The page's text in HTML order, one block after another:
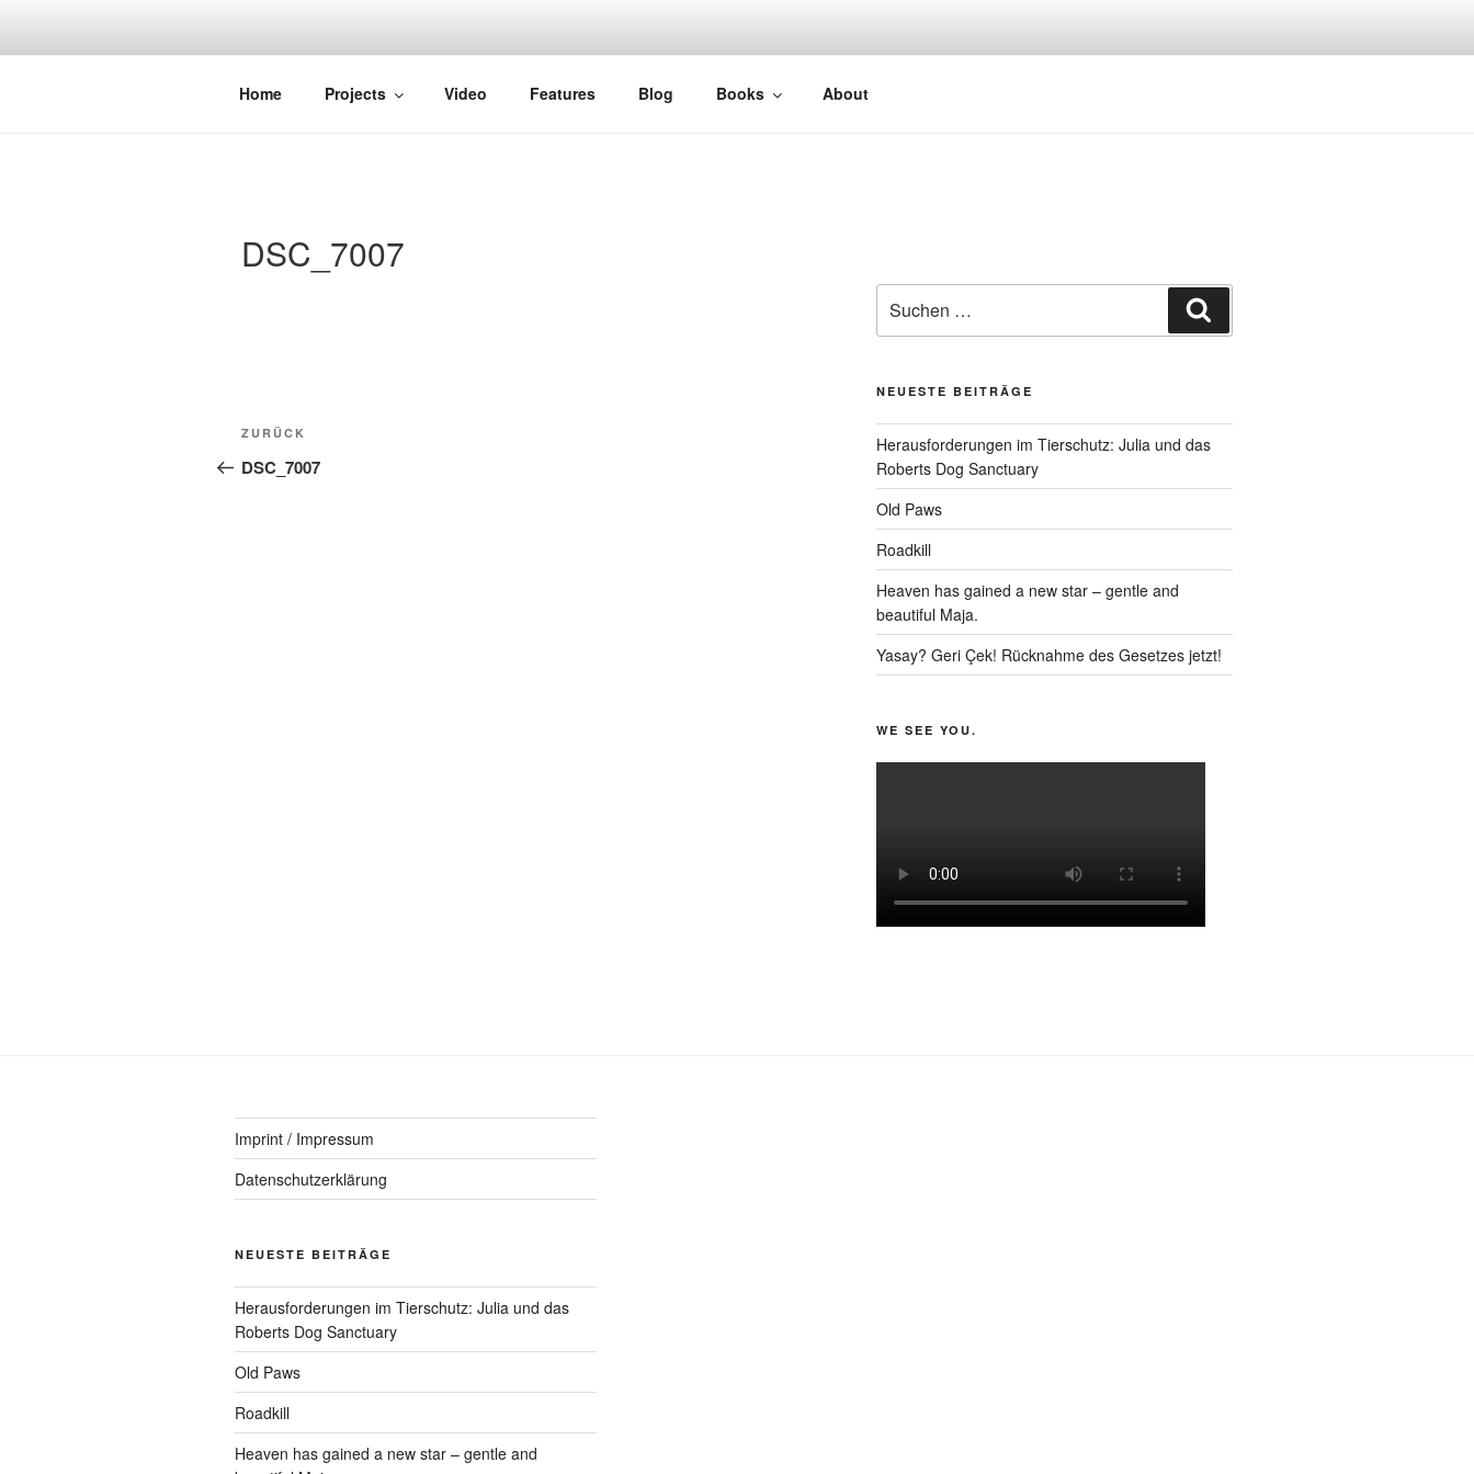
STRAYDOK
Home Projects Video Features Blog Books About
DSC_7007
Beitragsnavigation
Vorheriger
Beitrag
ZURÜCK
DSC_7007
nach:
NEUESTE BEITRÄGE
Herausforderungen im Tierschutz: Julia und das
Roberts Dog Sanctuary
Old Paws
Roadkill
Heaven has gained a new star – gentle and
beautiful Maja.
Yasay? Geri Çek! Rücknahme des Gesetzes jetzt!
WE SEE YOU.
Imprint / Impressum
Datenschutzerklärung
NEUESTE BEITRÄGE
Herausforderungen im Tierschutz: Julia und das
Roberts Dog Sanctuary
Old Paws
Roadkill
Heaven has gained a new star – gentle and